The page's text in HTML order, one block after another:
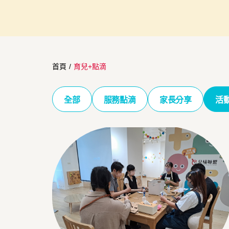
首頁 / 育兒+點滴
全部 服務點滴 家長分享 活